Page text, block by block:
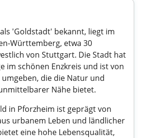
'Goldstadt' bekannt, liegt im
Württemberg, etwa 30
von Stuttgart. Die Stadt hat
im schönen Enzkreis und ist von
die die Natur und
Nähe bietet.
in Pforzheim ist geprägt von
urbanem Leben und ländlicher
eine hohe Lebensqualität,